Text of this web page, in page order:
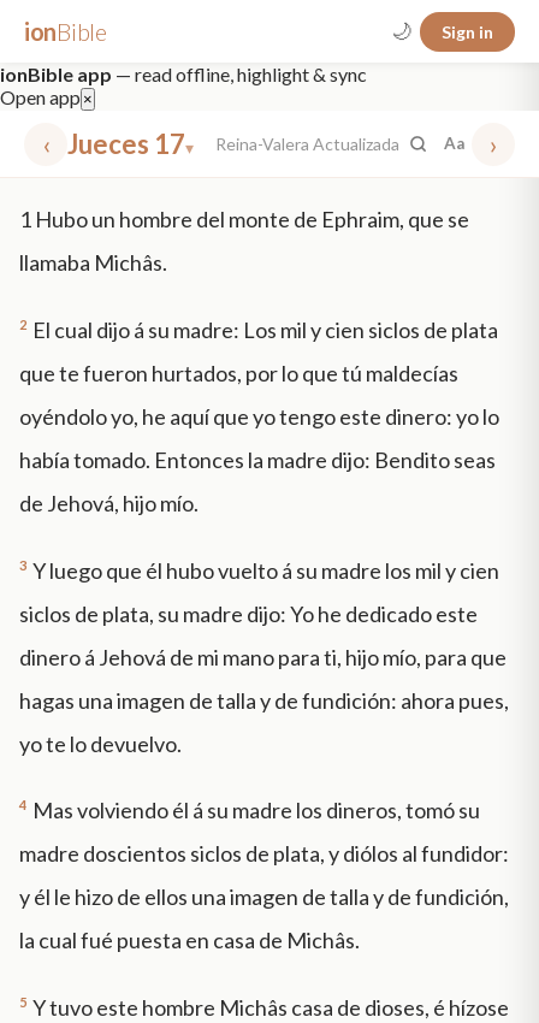
ionBible 🌙 Sign in
ionBible app — read offline, highlight & sync
Open app ×
‹ Jueces 17▾ Reina-Valera Actualizada Aa ›
mt 5 nt faith
1 Hubo un hombre del monte de Ephraim, que se
llamaba Michâs.
2 El cual dijo á su madre: Los mil y cien siclos de plata
que te fueron hurtados, por lo que tú maldecías
oyéndolo yo, he aquí que yo tengo este dinero: yo lo
había tomado. Entonces la madre dijo: Bendito seas
de Jehová, hijo mío.
3 Y luego que él hubo vuelto á su madre los mil y cien
siclos de plata, su madre dijo: Yo he dedicado este
dinero á Jehová de mi mano para ti, hijo mío, para que
hagas una imagen de talla y de fundición: ahora pues,
yo te lo devuelvo.
4 Mas volviendo él á su madre los dineros, tomó su
madre doscientos siclos de plata, y diólos al fundidor:
y él le hizo de ellos una imagen de talla y de fundición,
la cual fué puesta en casa de Michâs.
5 Y tuvo este hombre Michâs casa de dioses, é hízose